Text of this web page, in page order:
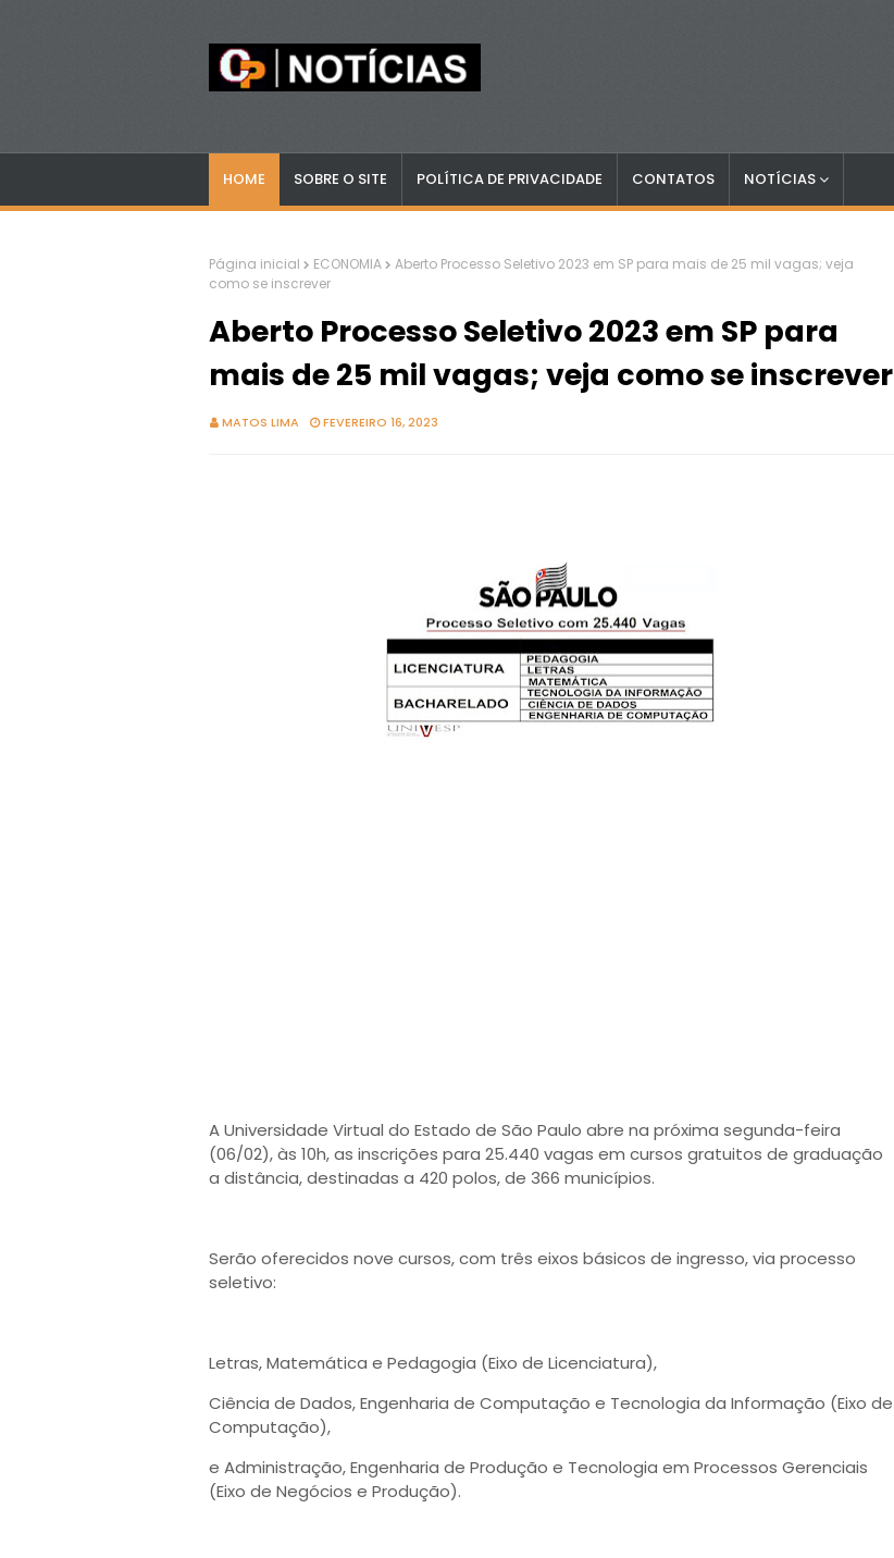
HOME SOBRE O SITE POLÍTICA DE PRIVACIDADE CONTATOS NOTÍCIAS
Página inicial ECONOMIA
Aberto Processo Seletivo 2023 em SP para mais de 25 mil vagas; veja
como se inscrever
Aberto Processo Seletivo 2023 em SP para
mais de 25 mil vagas; veja como se inscrever
MATOS LIMA FEVEREIRO 16, 2023
A Universidade Virtual do Estado de São Paulo abre na próxima segunda-feira
(06/02), às 10h, as inscrições para 25.440 vagas em cursos gratuitos de graduação
a distância, destinadas a 420 polos, de 366 municípios.
Serão oferecidos nove cursos, com três eixos básicos de ingresso, via processo
seletivo:
Letras, Matemática e Pedagogia (Eixo de Licenciatura),
Ciência de Dados, Engenharia de Computação e Tecnologia da Informação (Eixo de
Computação),
e Administração, Engenharia de Produção e Tecnologia em Processos Gerenciais
(Eixo de Negócios e Produção).